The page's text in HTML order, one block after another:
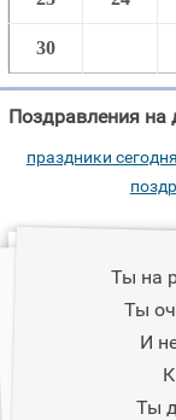
30
праздники сегодня
Ты на
Ты
И
Ты